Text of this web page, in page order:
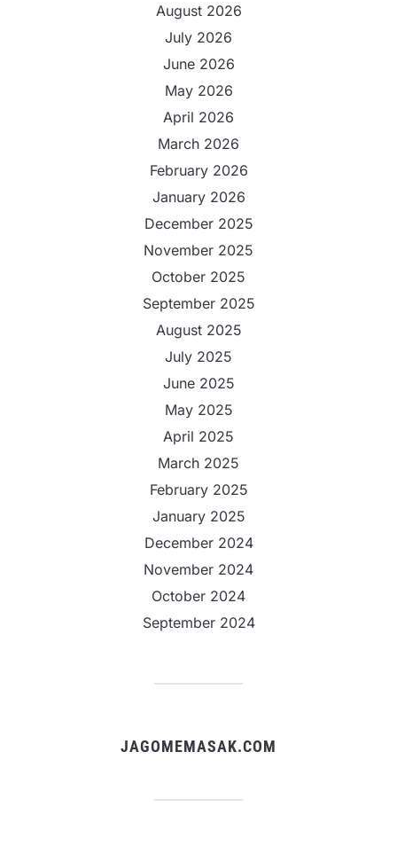
August 2026
July 2026
June 2026
May 2026
April 2026
March 2026
February 2026
January 2026
December 2025
November 2025
October 2025
September 2025
August 2025
July 2025
June 2025
May 2025
April 2025
March 2025
February 2025
January 2025
December 2024
November 2024
October 2024
September 2024
JAGOMEMASAK.COM